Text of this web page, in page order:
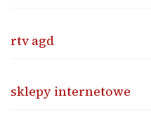
rtv agd
sklepy internetowe